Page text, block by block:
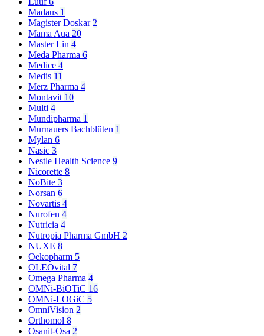
Madaus 1
Magister Doskar 2
Mama Aua 20
Master Lin 4
Meda Pharma 6
Medice 4
Medis 11
Merz Pharma 4
Montavit 10
Multi 4
Mundipharma 1
Murnauers Bachblüten 1
Mylan 6
Nasic 3
Nestle Health Science 9
Nicorette 8
NoBite 3
Norsan 6
Novartis 4
Nurofen 4
Nutricia 4
Nutropia Pharma GmbH 2
NUXE 8
Oekopharm 5
OLEOvital 7
Omega Pharma 4
OMNi-BiOTiC 16
OMNi-LOGiC 5
OmniVision 2
Orthomol 8
Osanit-Osa 2